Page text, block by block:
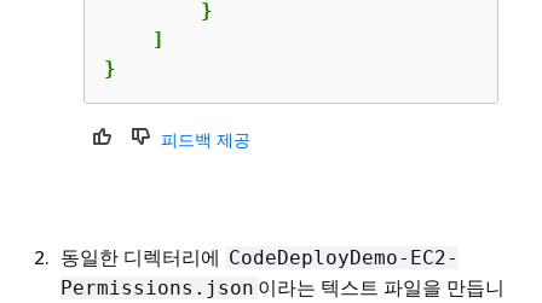
        }
    ]
}
피드백 제공
동일한 디렉터리에 CodeDeployDemo-EC2-
Permissions.json 이라는 텍스트 파일을 만듭니